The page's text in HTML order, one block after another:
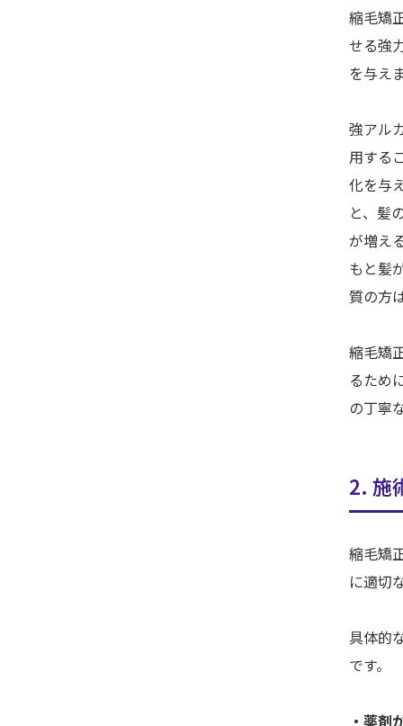
縮毛矯
せる強
を与え
強アル
用する
化を与
と、髪
が増え
もと髪
質の方
縮毛矯
るため
の丁寧
2. 施
縮毛矯
に適切
具体的
です。
・薬剤